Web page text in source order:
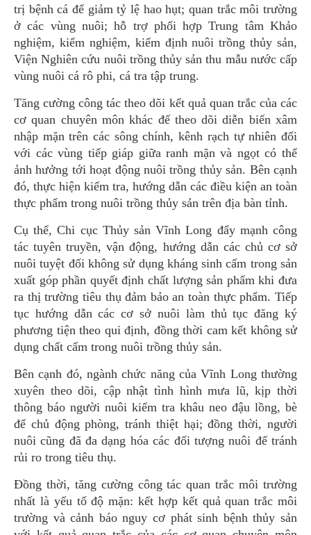
trị bệnh cá để giảm tỷ lệ hao hụt; quan trắc môi trường
ở các vùng nuôi; hỗ trợ phối hợp Trung tâm Khảo
nghiệm, kiểm nghiệm, kiểm định nuôi trồng thủy sản,
Viện Nghiên cứu nuôi trồng thủy sản thu mẫu nước cấp
vùng nuôi cá rô phi, cá tra tập trung.
Tăng cường công tác theo dõi kết quả quan trắc của các
cơ quan chuyên môn khác để theo dõi diễn biến xâm
nhập mặn trên các sông chính, kênh rạch tự nhiên đối
với các vùng tiếp giáp giữa ranh mặn và ngọt có thể
ảnh hưởng tới hoạt động nuôi trồng thủy sản. Bên cạnh
đó, thực hiện kiểm tra, hướng dẫn các điều kiện an toàn
thực phẩm trong nuôi trồng thủy sản trên địa bàn tỉnh.
Cụ thể, Chi cục Thủy sản Vĩnh Long đẩy mạnh công
tác tuyên truyền, vận động, hướng dẫn các chủ cơ sở
nuôi tuyệt đối không sử dụng kháng sinh cấm trong sản
xuất góp phần quyết định chất lượng sản phẩm khi đưa
ra thị trường tiêu thụ đảm bảo an toàn thực phẩm. Tiếp
tục hướng dẫn các cơ sở nuôi làm thủ tục đăng ký
phương tiện theo qui định, đồng thời cam kết không sử
dụng chất cấm trong nuôi trồng thủy sản.
Bên cạnh đó, ngành chức năng của Vĩnh Long thường
xuyên theo dõi, cập nhật tình hình mưa lũ, kịp thời
thông báo người nuôi kiểm tra khâu neo đậu lồng, bè
để chủ động phòng, tránh thiệt hại; đồng thời, người
nuôi cũng đã đa dạng hóa các đối tượng nuôi để tránh
rủi ro trong tiêu thụ.
Đồng thời, tăng cường công tác quan trắc môi trường
nhất là yếu tố độ mặn: kết hợp kết quả quan trắc môi
trường và cảnh báo nguy cơ phát sinh bệnh thủy sản